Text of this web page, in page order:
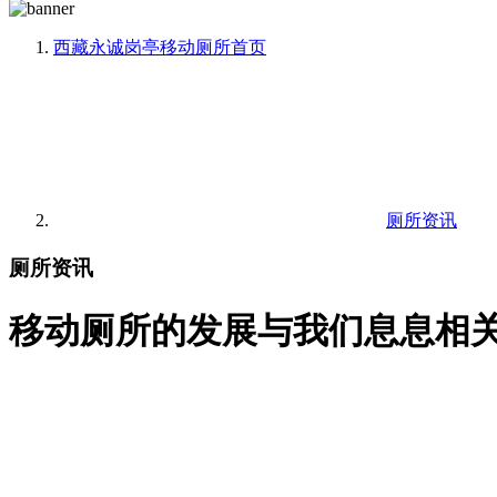
西藏永诚岗亭移动厕所首页
厕所资讯
厕所资讯
移动厕所的发展与我们息息相